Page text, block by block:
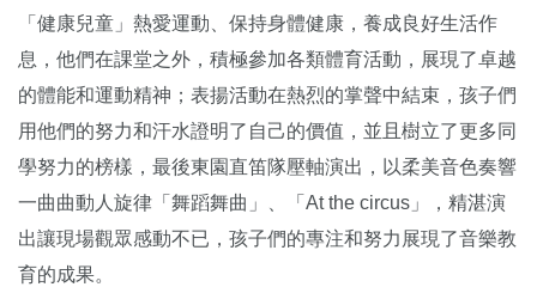
「健康兒童」熱愛運動、保持身體健康，養成良好生活作
息，他們在課堂之外，積極參加各類體育活動，展現了卓越
的體能和運動精神；表揚活動在熱烈的掌聲中結束，孩子們
用他們的努力和汗水證明了自己的價值，並且樹立了更多同
學努力的榜樣，最後東園直笛隊壓軸演出，以柔美音色奏響
一曲曲動人旋律「舞蹈舞曲」、「At the circus」，精湛演
出讓現場觀眾感動不已，孩子們的專注和努力展現了音樂教
育的成果。